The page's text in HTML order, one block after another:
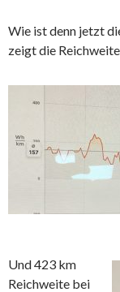
Wie ist denn jetzt
zeigt die
Und 423 km
Reichweite bei